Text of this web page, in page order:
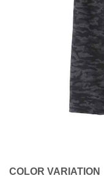
COLOR VARIATION